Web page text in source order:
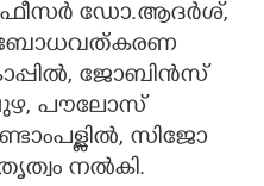
ഡോ.ആദർശ്,
ബോധവത്കരണ
ജോബിൻസ്
പൗലോസ്
സിജോ
നൽകി.